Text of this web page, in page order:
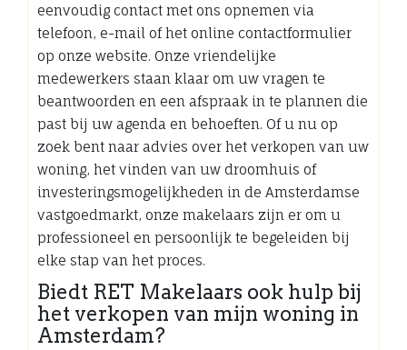
eenvoudig contact met ons opnemen via
telefoon, e-mail of het online contactformulier
op onze website. Onze vriendelijke
medewerkers staan klaar om uw vragen te
beantwoorden en een afspraak in te plannen die
past bij uw agenda en behoeften. Of u nu op
zoek bent naar advies over het verkopen van uw
woning, het vinden van uw droomhuis of
investeringsmogelijkheden in de Amsterdamse
vastgoedmarkt, onze makelaars zijn er om u
professioneel en persoonlijk te begeleiden bij
elke stap van het proces.
Biedt RET Makelaars ook hulp bij
het verkopen van mijn woning in
Amsterdam?